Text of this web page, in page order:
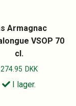
Armagnac
VSOP 70
cl.
274.95 DKK
I lager.